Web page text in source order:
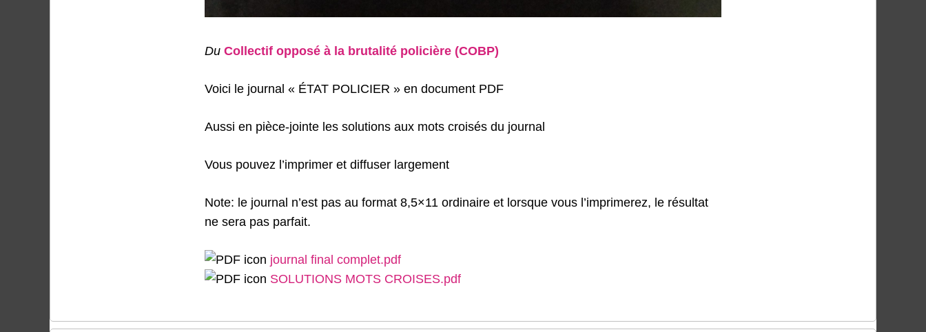
Du Collectif opposé à la brutalité policière (COBP)
Voici le journal « ÉTAT POLICIER » en document PDF
Aussi en pièce-jointe les solutions aux mots croisés du journal
Vous pouvez l’imprimer et diffuser largement
Note: le journal n’est pas au format 8,5×11 ordinaire et lorsque vous l’imprimerez, le résultat
ne sera pas parfait.
journal final complet.pdf
SOLUTIONS MOTS CROISES.pdf